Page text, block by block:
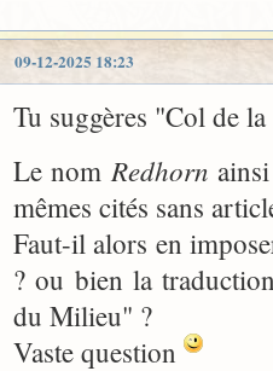
09-12-2025 18:23
Tu suggères "Col de
Le nomRedhorn
mêmes cités sans
Faut-il alors en
? ou bien la
du Milieu" ?
Vaste question